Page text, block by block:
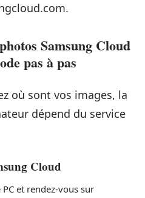
Samsung Cloud
pas à pas
où sont vos images, la
dépend du service
Cloud
et rendez-vous sur